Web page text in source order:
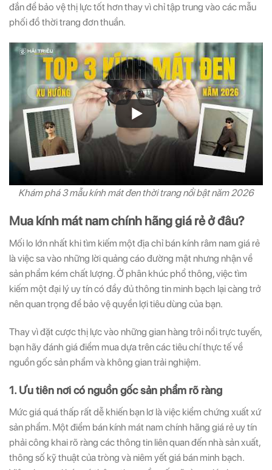
đắn để bảo vệ thị lực tốt hơn thay vì chỉ tập trung vào các mẫu
phối đồ thời trang đơn thuần.
Khám phá 3 mẫu kính mát đen thời trang nổi bật năm 2026
Mua kính mát nam chính hãng giá rẻ ở đâu?
Mối lo lớn nhất khi tìm kiếm một địa chỉ bán kính râm nam giá rẻ
là việc sa vào những lời quảng cáo đường mật nhưng nhận về
sản phẩm kém chất lượng. Ở phân khúc phổ thông, việc tìm
kiếm một đại lý uy tín có đầy đủ thông tin minh bạch lại càng trở
nên quan trọng để bảo vệ quyền lợi tiêu dùng của bạn.
Thay vì đặt cược thị lực vào những gian hàng trôi nổi trực tuyến,
bạn hãy đánh giá điểm mua dựa trên các tiêu chí thực tế về
nguồn gốc sản phẩm và không gian trải nghiệm.
1. Ưu tiên nơi có nguồn gốc sản phẩm rõ ràng
Mức giá quá thấp rất dễ khiến bạn lơ là việc kiểm chứng xuất xứ
sản phẩm. Một điểm bán kính mát nam chính hãng giá rẻ uy tín
phải công khai rõ ràng các thông tin liên quan đến nhà sản xuất,
thông số kỹ thuật của tròng và niêm yết giá bán minh bạch.